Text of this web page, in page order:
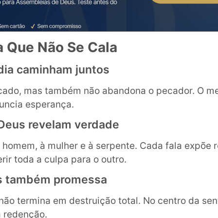
Que Não Se Cala
caminham juntos
mas também não abandona o pecador. O
esperança.
revelam verdade
à mulher e à serpente. Cada fala expõe
toda a culpa para o outro.
também promessa
termina em destruição total. No centro da